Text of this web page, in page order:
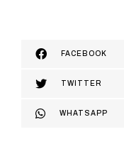
FACEBOOK
TWITTER
WHATSAPP